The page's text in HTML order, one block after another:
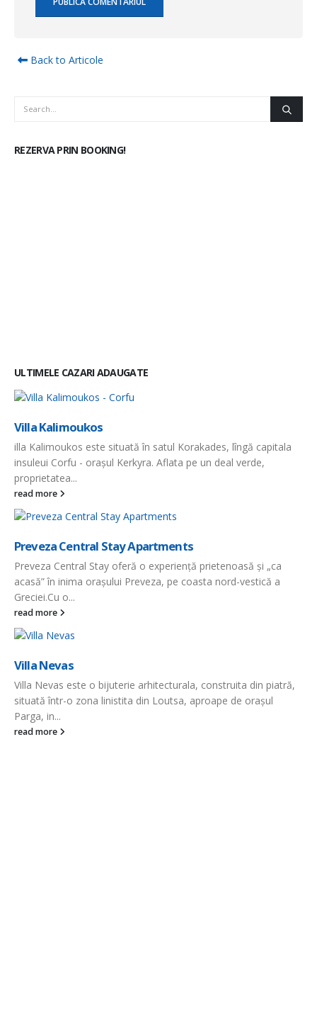
Back to Articole
REZERVA PRIN BOOKING!
ULTIMELE CAZARI ADAUGATE
Villa Kalimoukos
illa Kalimoukos este situată în satul Korakades, lîngă capitala
insuleui Corfu - orașul Kerkyra. Aflata pe un deal verde,
proprietatea...
read more
Preveza Central Stay Apartments
Preveza Central Stay oferă o experiență prietenoasă și „ca
acasă” în inima orașului Preveza, pe coasta nord-vestică a
Greciei.Cu o...
read more
Villa Nevas
Villa Nevas este o bijuterie arhitecturala, construita din piatră,
situată într-o zona linistita din Loutsa, aproape de orașul
Parga, in...
read more